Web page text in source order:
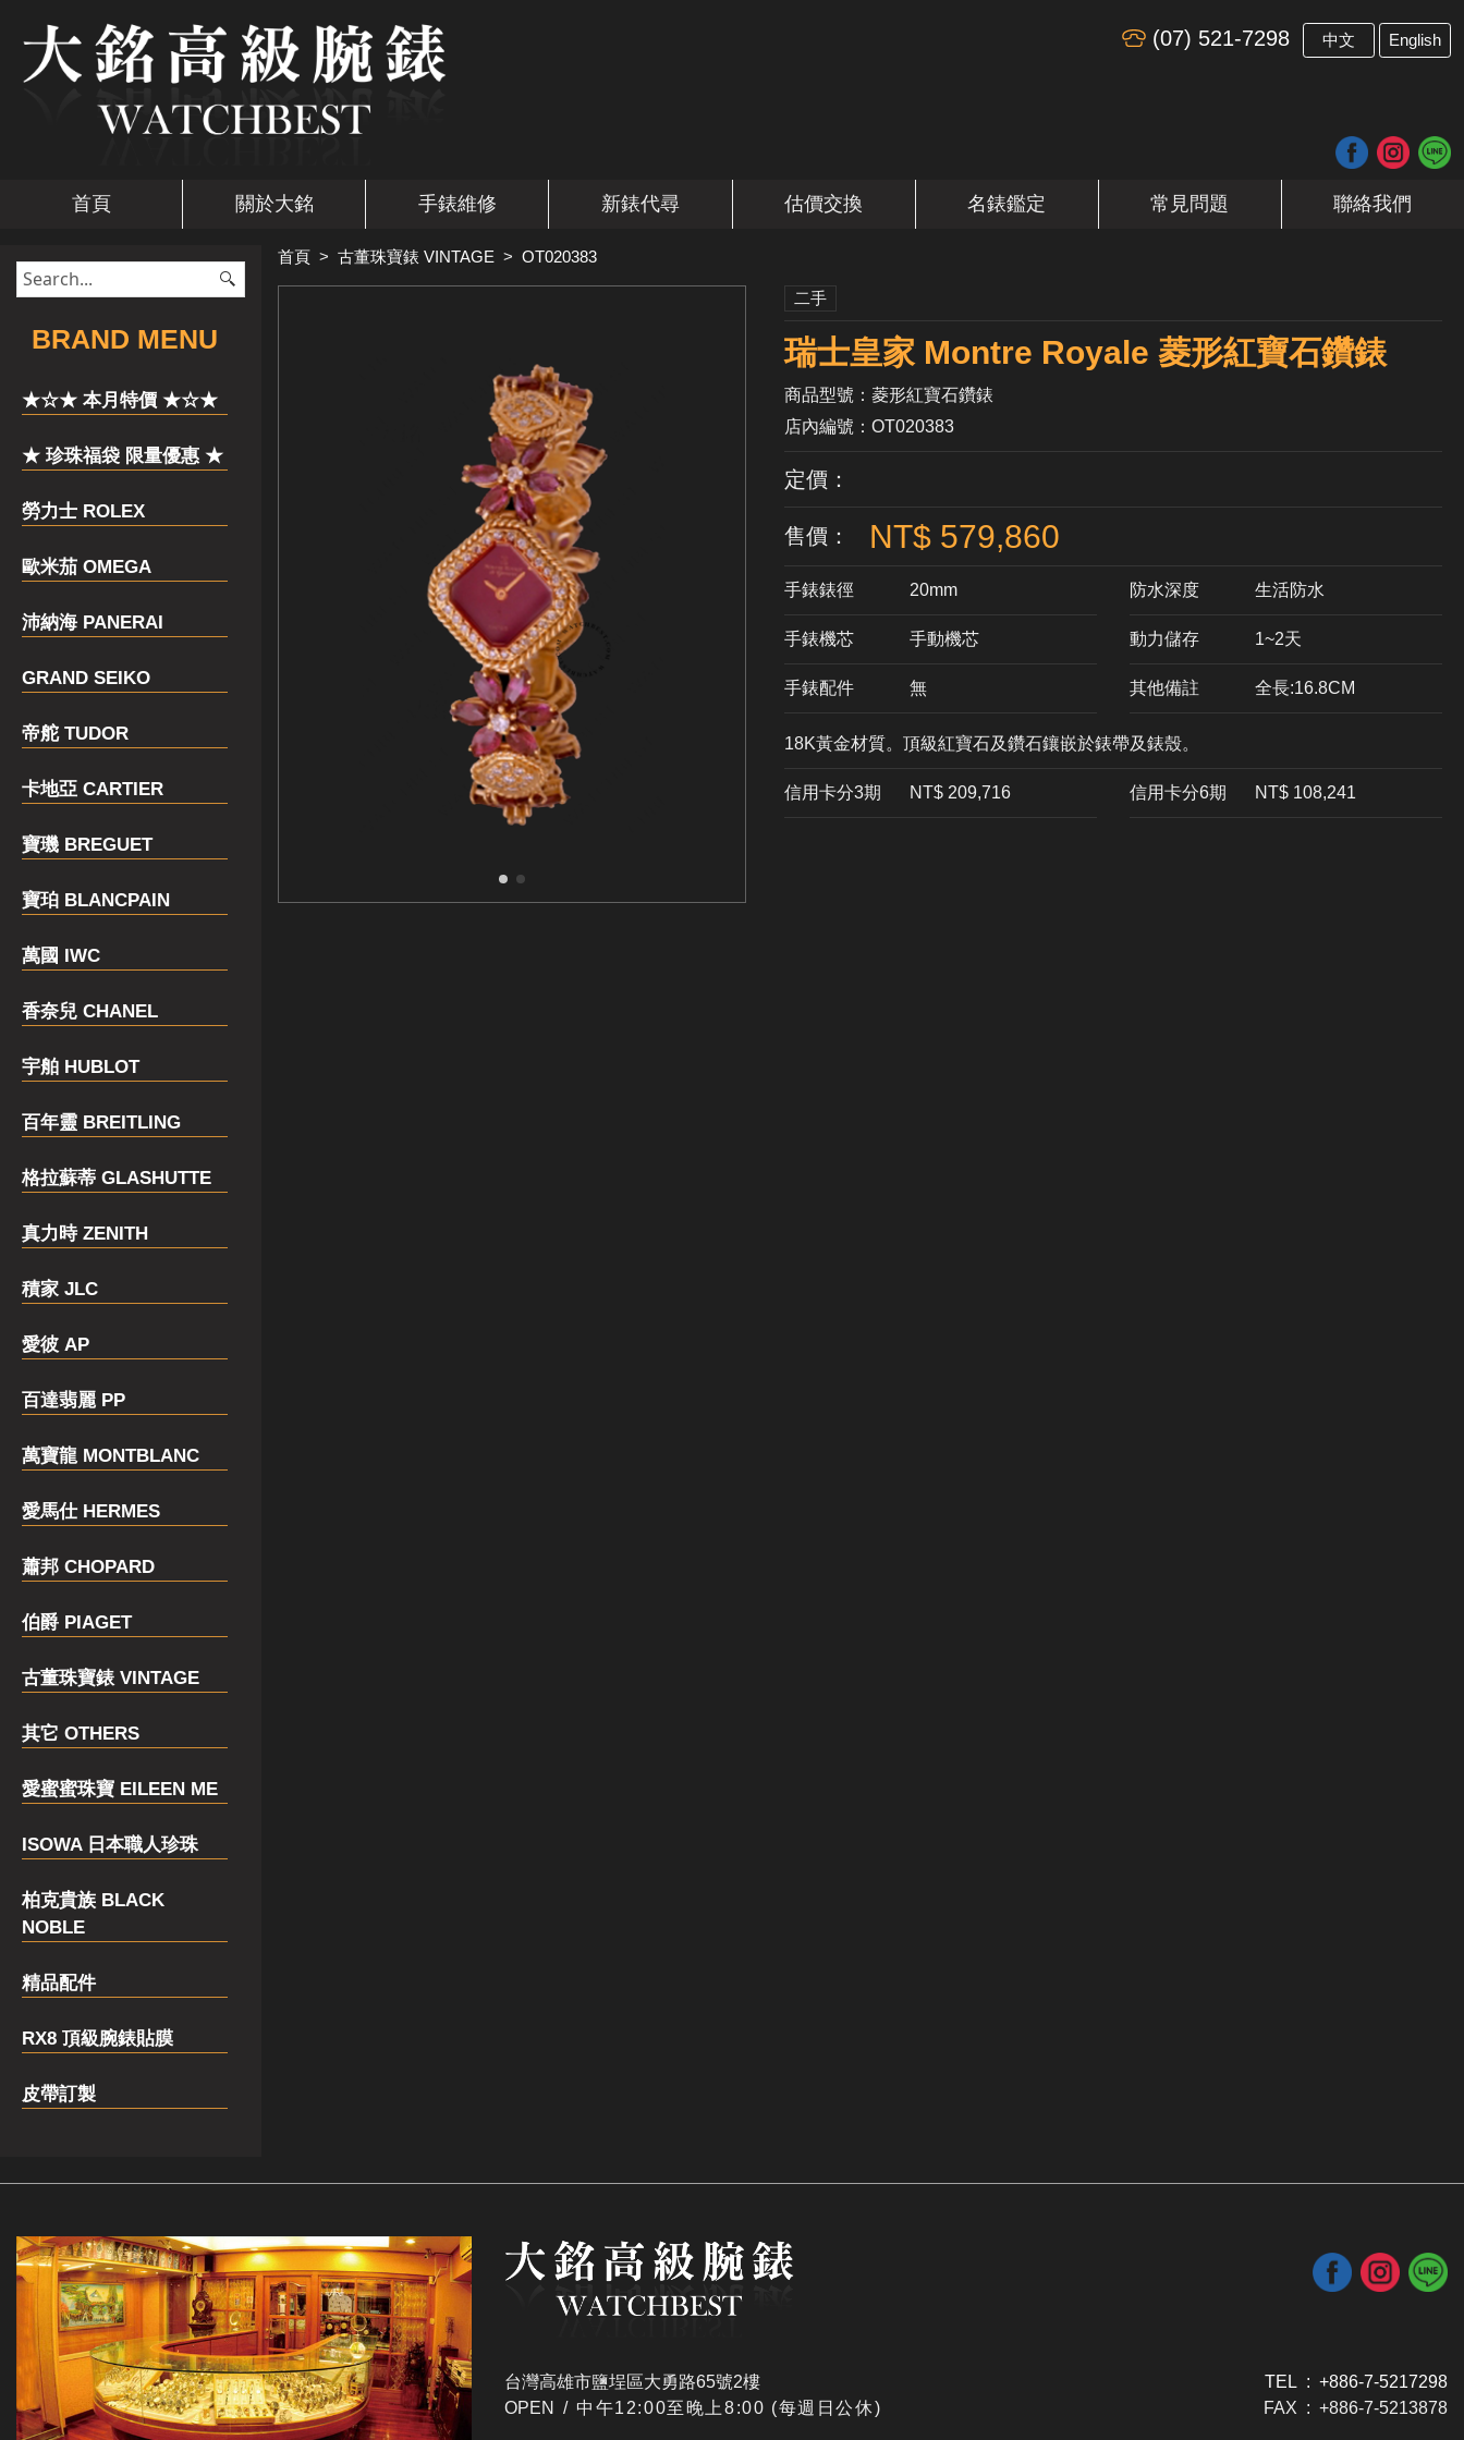
(07) 521-7298 中文 English
首頁 關於大銘 手錶維修 新錶代尋 估價交換 名錶鑑定 常見問題 聯絡我們
​BRAND MENU
★☆★ 本月特價 ★☆★
★ 珍珠福袋 限量優惠 ★
勞力士 ROLEX
歐米茄 OMEGA
沛納海 PANERAI
GRAND SEIKO
帝舵 TUDOR
卡地亞 CARTIER
寶璣 BREGUET
寶珀 BLANCPAIN
萬國 IWC
香奈兒 CHANEL
宇舶 HUBLOT
百年靈 BREITLING
格拉蘇蒂 GLASHUTTE
真力時 ZENITH
積家 JLC
愛彼 AP
百達翡麗 PP
萬寶龍 MONTBLANC
愛馬仕 HERMES
蕭邦 CHOPARD
伯爵 PIAGET
古董珠寶錶 VINTAGE
其它 OTHERS
愛蜜蜜珠寶 EILEEN ME
ISOWA 日本職人珍珠
柏克貴族 BLACK
NOBLE
精品配件
RX8 頂級腕錶貼膜
皮帶訂製
首頁 > 古董珠寶錶 VINTAGE > OT020383
二手
瑞士皇家 Montre Royale 菱形紅寶石鑽錶
商品型號：菱形紅寶石鑽錶
店內編號：OT020383
定價：
售價： NT$ 579,860
手錶錶徑 20mm 防水深度 生活防水
手錶機芯 ​手動機芯 動力儲存 1~2天
手錶配件 無 其他備註 全長:16.8CM
18K黃金材質。頂級紅寶石及鑽石鑲嵌於錶帶及錶殼。
信用卡分3期 ​NT$ 209,716 信用卡分6期 NT$ 108,241
台灣高雄市鹽埕區大勇路65號2樓
OPEN / ​中午12:00至晚上8:00 (每週日公休)
TEL : +886-7-5217298
FAX : +886-7-5213878